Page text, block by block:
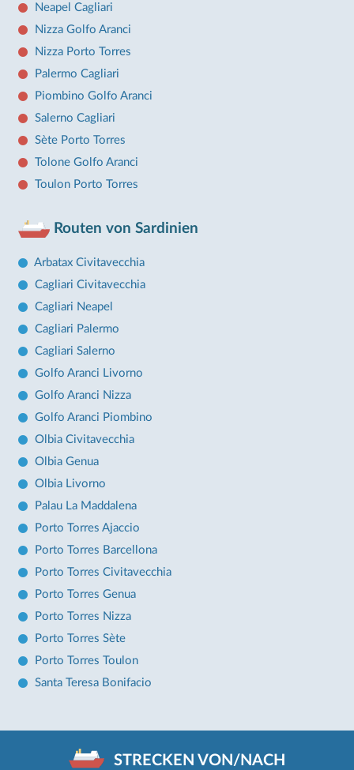
Neapel Cagliari
Nizza Golfo Aranci
Nizza Porto Torres
Palermo Cagliari
Piombino Golfo Aranci
Salerno Cagliari
Sète Porto Torres
Tolone Golfo Aranci
Toulon Porto Torres
Routen von Sardinien
Arbatax Civitavecchia
Cagliari Civitavecchia
Cagliari Neapel
Cagliari Palermo
Cagliari Salerno
Golfo Aranci Livorno
Golfo Aranci Nizza
Golfo Aranci Piombino
Olbia Civitavecchia
Olbia Genua
Olbia Livorno
Palau La Maddalena
Porto Torres Ajaccio
Porto Torres Barcellona
Porto Torres Civitavecchia
Porto Torres Genua
Porto Torres Nizza
Porto Torres Sète
Porto Torres Toulon
Santa Teresa Bonifacio
STRECKEN VON/NACH